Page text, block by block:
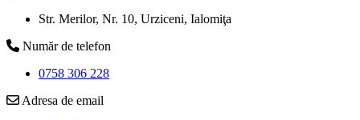
Str. Merilor, Nr. 10, Urziceni, Ialomiţa
Număr de telefon
0758 306 228
Adresa de email